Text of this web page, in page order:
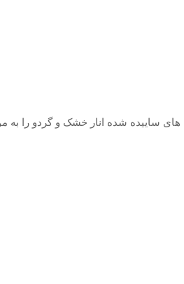
ساییده شده انار خشک و گردو را به